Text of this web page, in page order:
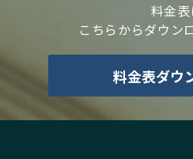
料金表
こちらからダウン
料金表ダウ